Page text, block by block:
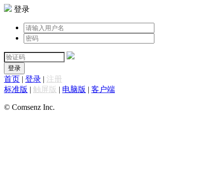
登录
登录
首页 | 登录 | 注册
标准版 | 触屏版 | 电脑版 | 客户端
© Comsenz Inc.